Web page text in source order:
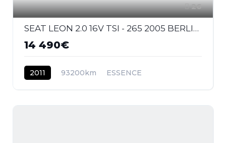
26
SEAT LEON 2.0 16V TSI - 265 2005 BERLINE Cupra R PHASE 2
14 490€
2011 93200km ESSENCE